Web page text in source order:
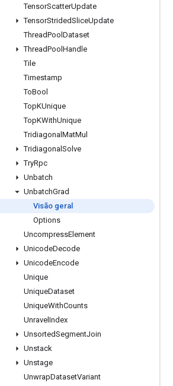
TensorScatterUpdate
TensorStridedSliceUpdate
ThreadPool Dataset
ThreadPool Handle
Tile
Timestamp
ToBool
TopKUnique
TopKWithUnique
Tridiagonal MatMul
Tridiagonal Solve
TryRpc
Unbatch
UnbatchGrad
Visão geral
Options
UncompressElement
UnicodeDecode
UnicodeEncode
Unique
UniqueDataset
UniqueWithCounts
Unravel Index
UnsortedSegmentJoin
Unstack
Unstage
UnwrapDatasetVariant